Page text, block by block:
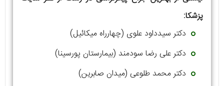
پزشکا:
دکتر سیدداود علوی (چهارراه میکائیل)
دکتر علی رضا سودمند (بیمارستان پورسینا)
دکتر محمد طلوعی (میدان صابرین)